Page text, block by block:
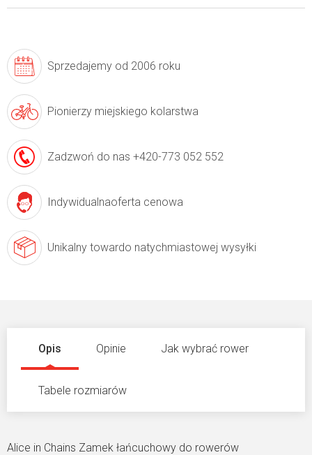
Sprzedajemy od 2006 roku
Pionierzy miejskiego kolarstwa
Zadzwoń do nas +420-773 052 552
Indywidualnaoferta cenowa
Unikalny towardo natychmiastowej wysyłki
Opis Opinie Jak wybrać rower
Tabele rozmiarów
Alice in Chains Zamek łańcuchowy do rowerów